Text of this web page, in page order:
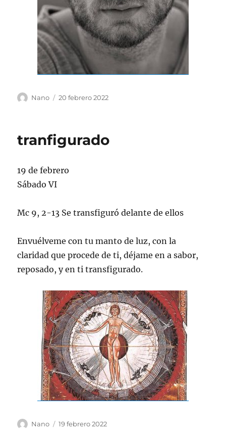
Autor
Nano
Publicado
20 febrero 2022
tranfigurado
19 de febrero
Sábado VI
Mc 9, 2-13 Se transfiguró delante de ellos
Envuélveme con tu manto de luz, con la
claridad que procede de ti, déjame en a sabor,
reposado, y en ti transfigurado.
Autor
Nano
Publicado
19 febrero 2022